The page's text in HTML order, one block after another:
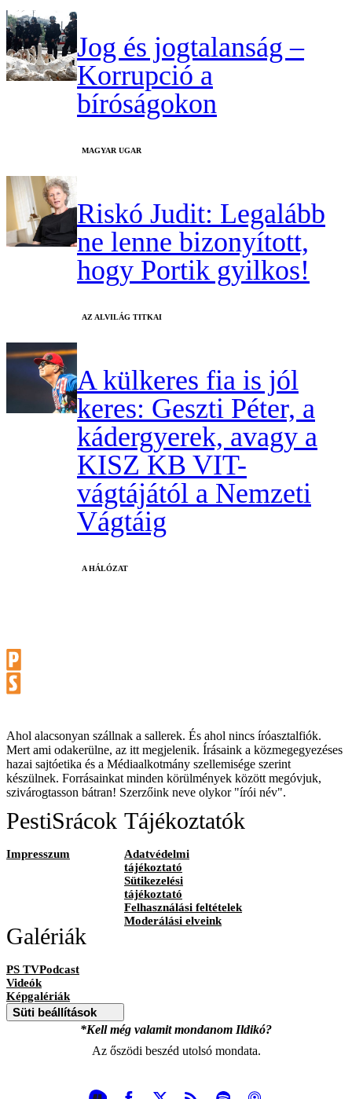
Jog és jogtalanság –
Korrupció a
bíróságokon
MAGYAR UGAR
Riskó Judit: Legalább
ne lenne bizonyított,
hogy Portik gyilkos!
AZ ALVILÁG TITKAI
A külkeres fia is jól
keres: Geszti Péter, a
kádergyerek, avagy a
KISZ KB VIT-
vágtájától a Nemzeti
Vágtáig
A HÁLÓZAT
Ahol alacsonyan szállnak a sallerek. És ahol nincs íróasztalfiók.
Mert ami odakerülne, az itt megjelenik. Írásaink a közmegegyezéses
hazai sajtóetika és a Médiaalkotmány szellemisége szerint
készülnek. Forrásainkat minden körülmények között megóvjuk,
szivárogtasson bátran! Szerzőink neve olykor "írói név".
PestiSrácok
Impresszum
Tájékoztatók
Adatvédelmi
tájékoztató
Sütikezelési
tájékoztató
Felhasználási feltételek
Moderálási elveink
Galériák
PS TVPodcast
Videók
Képgalériák
Süti beállítások
*Kell még valamit mondanom Ildikó?
Az őszödi beszéd utolsó mondata.